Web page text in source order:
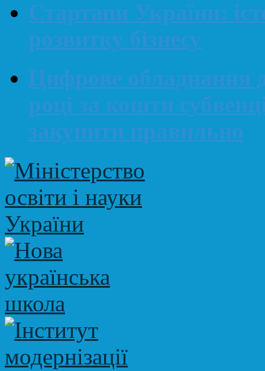
Стартапи України:
розвитку бізнесу
Цифрове обладнання
році за кошти
закупити правильно